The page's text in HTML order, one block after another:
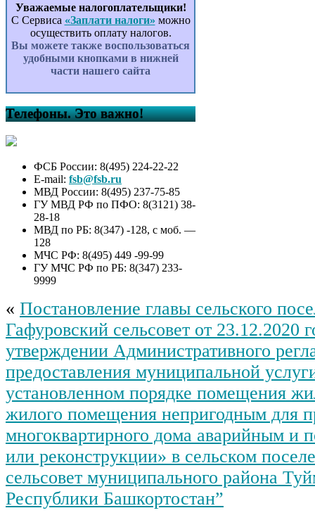
Уважаемые налогоплательщики!
С Сервиса «Заплати налоги» можно
осуществить оплату налогов.
Вы можете также воспользоваться
удобными кнопками в нижней
части нашего сайта
Телефоны. Это важно!
ФСБ России: 8(495) 224-22-22
E-mail: fsb@fsb.ru
МВД России: 8(495) 237-75-85
ГУ МВД РФ по ПФО: 8(3121) 38-
28-18
МВД по РБ: 8(347) -128, с моб. —
128
МЧС РФ: 8(495) 449 -99-99
ГУ МЧС РФ по РБ: 8(347) 233-
9999
« Постановление главы сельского
Гафуровский сельсовет от 23.12.2020
утверждении Административного
предоставления муниципальной
установленном порядке помещения
жилого помещения непригодным для
многоквартирного дома аварийным и
или реконструкции» в сельском
сельсовет муниципального района
Республики Башкортостан”